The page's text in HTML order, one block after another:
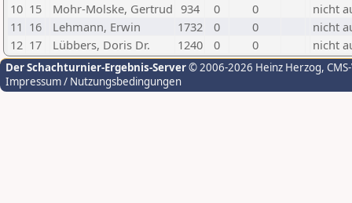
10 15 Mohr-Molske, Gertrud 934 0 0
nicht
11 16 Lehmann, Erwin 1732 0 0
nicht
12 17 Lübbers, Doris Dr. 1240 0 0 nicht
Der Schachturnier-Ergebnis-Server© 2006-2026 Heinz Herzog,
Impressum / Nutzungsbedingungen